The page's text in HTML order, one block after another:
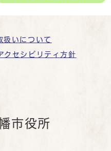
扱いについて
クセシビリティ方針
市役所